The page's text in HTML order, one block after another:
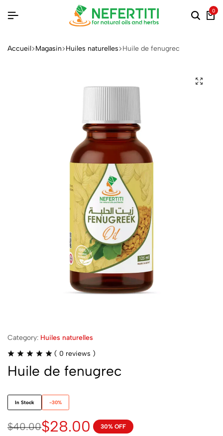
0
Accueil Magasin Huiles naturelles Huile de fenugrec
Category: Huiles naturelles
( 0 reviews )
Huile de fenugrec
In Stock -30%
$40.00$28.00 30% OFF